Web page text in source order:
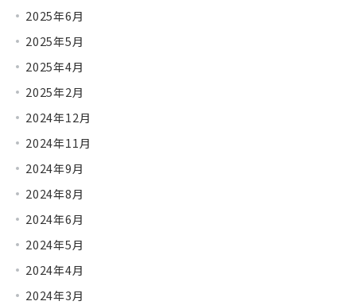
2025年6月
2025年5月
2025年4月
2025年2月
2024年12月
2024年11月
2024年9月
2024年8月
2024年6月
2024年5月
2024年4月
2024年3月